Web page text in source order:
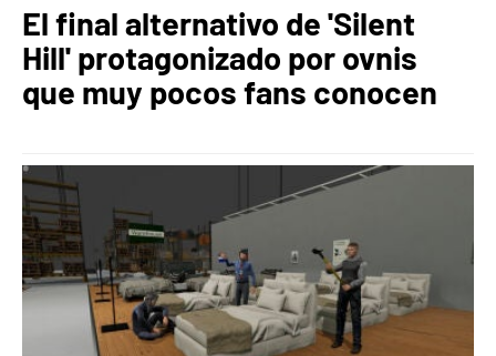
El final alternativo de 'Silent
Hill' protagonizado por ovnis
que muy pocos fans conocen